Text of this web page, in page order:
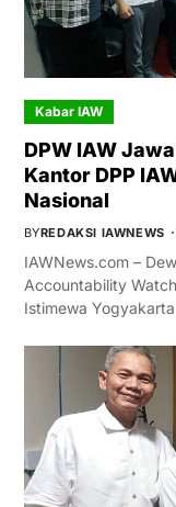
Kabar IAW
DPW IAW
Kantor DPP
Nasional
BYREDAKSI IAWNEWS
IAWNews.com –
Accountability
Istimewa